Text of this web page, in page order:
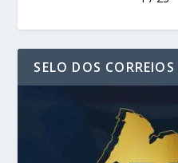
SELO DOS CORREIOS